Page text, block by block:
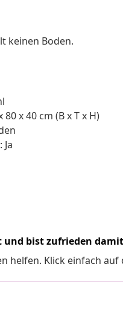
keinen Boden.
x 40 cm (B x T x H)
bist zufrieden
helfen. Klick einfach